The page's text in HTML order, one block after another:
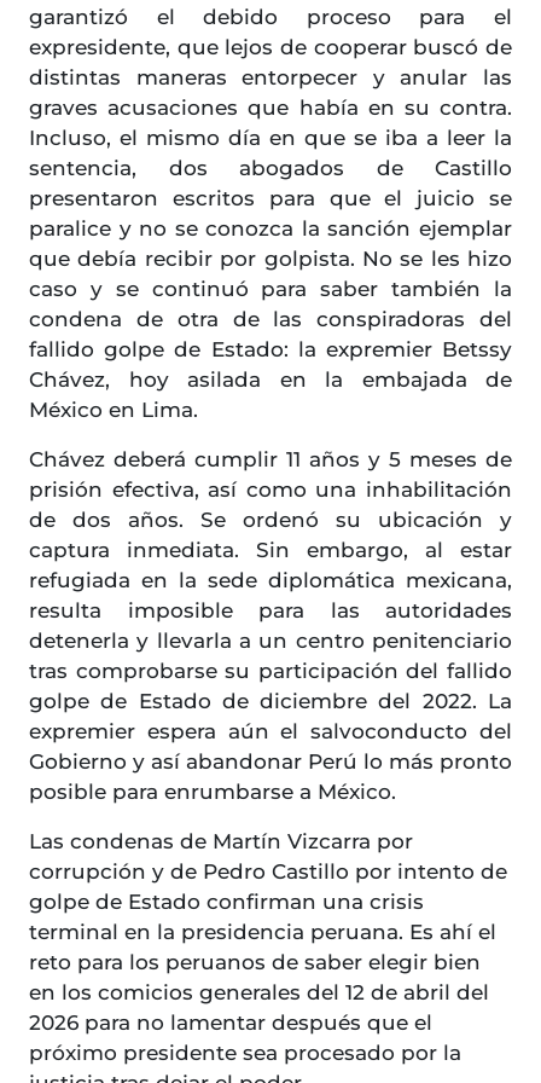
garantizó el debido proceso para el
expresidente, que lejos de cooperar buscó de
distintas maneras entorpecer y anular las
graves acusaciones que había en su contra.
Incluso, el mismo día en que se iba a leer la
sentencia, dos abogados de Castillo
presentaron escritos para que el juicio se
paralice y no se conozca la sanción ejemplar
que debía recibir por golpista. No se les hizo
caso y se continuó para saber también la
condena de otra de las conspiradoras del
fallido golpe de Estado: la expremier Betssy
Chávez, hoy asilada en la embajada de
México en Lima.
Chávez deberá cumplir 11 años y 5 meses de
prisión efectiva, así como una inhabilitación
de dos años. Se ordenó su ubicación y
captura inmediata. Sin embargo, al estar
refugiada en la sede diplomática mexicana,
resulta imposible para las autoridades
detenerla y llevarla a un centro penitenciario
tras comprobarse su participación del fallido
golpe de Estado de diciembre del 2022. La
expremier espera aún el salvoconducto del
Gobierno y así abandonar Perú lo más pronto
posible para enrumbarse a México.
Las condenas de Martín Vizcarra por
corrupción y de Pedro Castillo por intento de
golpe de Estado confirman una crisis
terminal en la presidencia peruana. Es ahí el
reto para los peruanos de saber elegir bien
en los comicios generales del 12 de abril del
2026 para no lamentar después que el
próximo presidente sea procesado por la